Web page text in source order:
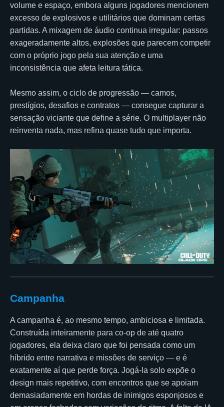
volume e espaço, embora alguns jogadores mencionem
excesso de explosivos e utilitários que dominam certas
partidas. A mixagem de áudio continua irregular: passos
exageradamente altos, explosões que parecem competir
com o próprio jogo pela sua atenção e uma
inconsistência que afeta leitura tática.
Mesmo assim, o ciclo de progressão — camos,
prestígios, desafios e contratos — consegue capturar a
sensação viciante que define a série. O multiplayer não
reinventa nada, mas refina quase tudo que importa.
Campanha
A campanha é, ao mesmo tempo, ambiciosa e limitada.
Construída inteiramente para co-op de até quatro
jogadores, ela deixa claro que foi pensada como um
híbrido entre narrativa e missões de serviço — e é
exatamente aí que perde força. Jogá-la solo expõe o
design mais repetitivo, com encontros que se apoiam
demasiadamente em hordas de inimigos esponjosos e